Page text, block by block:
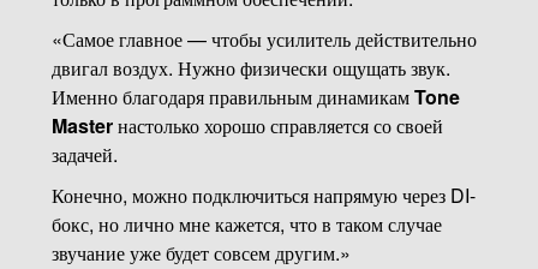
«Самое главное — чтобы усилитель действительно
двигал воздух. Нужно физически ощущать звук.
Именно благодаря правильным динамикамTone
Masterнастолько хорошо справляется со своей
задачей.
Конечно, можно подключиться напрямую через DI-
бокс, но лично мне кажется, что в таком случае
звучание уже будет совсем другим.»